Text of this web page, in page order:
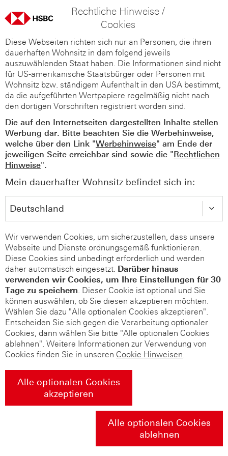
Rechtliche Hinweise /
Cookies
Diese Webseiten richten sich nur an Personen, die ihren
dauerhaften Wohnsitz in dem folgend jeweils
auszuwählenden Staat haben. Die Informationen sind nicht
für US-amerikanische Staatsbürger oder Personen mit
Wohnsitz bzw. ständigem Aufenthalt in den USA bestimmt,
da die aufgeführten Wertpapiere regelmäßig nicht nach
den dortigen Vorschriften registriert worden sind.
Die auf den Internetseiten dargestellten Inhalte stellen
Werbung dar. Bitte beachten Sie die Werbehinweise,
welche über den Link "Werbehinweise" am Ende der
jeweiligen Seite erreichbar sind sowie die "Rechtlichen
Hinweise".
Mein dauerhafter Wohnsitz befindet sich in:
Wir verwenden Cookies, um sicherzustellen, dass unsere
Webseite und Dienste ordnungsgemäß funktionieren.
Diese Cookies sind unbedingt erforderlich und werden
daher automatisch eingesetzt. Darüber hinaus
verwenden wir Cookies, um Ihre Einstellungen für 30
Tage zu speichern. Dieser Cookie ist optional und Sie
können auswählen, ob Sie diesen akzeptieren möchten.
Wählen Sie dazu "Alle optionalen Cookies akzeptieren".
Entscheiden Sie sich gegen die Verarbeitung optionaler
Cookies, dann wählen Sie bitte "Alle optionalen Cookies
ablehnen". Weitere Informationen zur Verwendung von
Cookies finden Sie in unseren Cookie Hinweisen.
Alle optionalen Cookies
akzeptieren
Alle optionalen Cookies
ablehnen